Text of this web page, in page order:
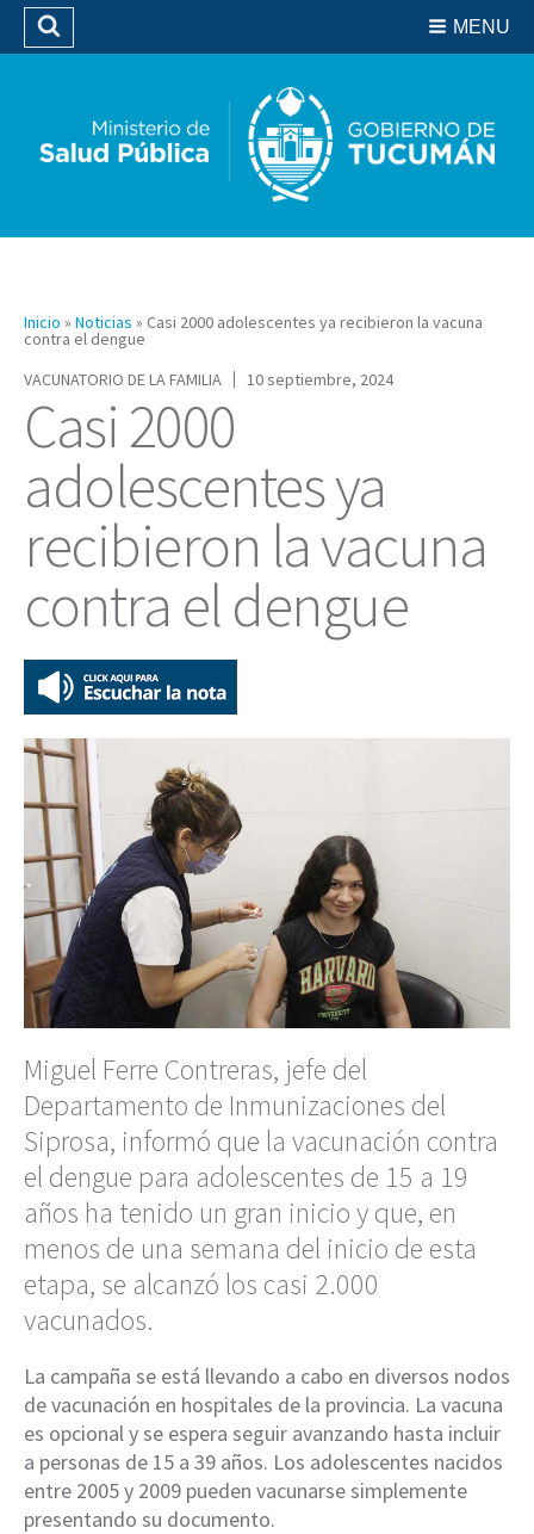
Biblioteca
MENU
Buscar
Inicio » Noticias » Casi 2000 adolescentes ya recibieron la vacuna
contra el dengue
VACUNATORIO DE LA FAMILIA
10 septiembre, 2024
Casi 2000
adolescentes ya
recibieron la vacuna
contra el dengue
Miguel Ferre Contreras, jefe del
Departamento de Inmunizaciones del
Siprosa, informó que la vacunación contra
el dengue para adolescentes de 15 a 19
años ha tenido un gran inicio y que, en
menos de una semana del inicio de esta
etapa, se alcanzó los casi 2.000
vacunados.
La campaña se está llevando a cabo en diversos nodos
de vacunación en hospitales de la provincia. La vacuna
es opcional y se espera seguir avanzando hasta incluir
a personas de 15 a 39 años. Los adolescentes nacidos
entre 2005 y 2009 pueden vacunarse simplemente
presentando su documento.